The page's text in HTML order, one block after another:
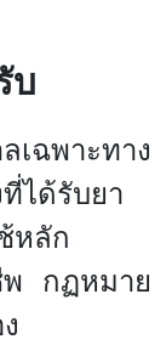
บ
เฉพาะทาง
ได้รับยา
หลัก
พ กฏหมาย